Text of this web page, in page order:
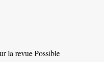
la revue Possible